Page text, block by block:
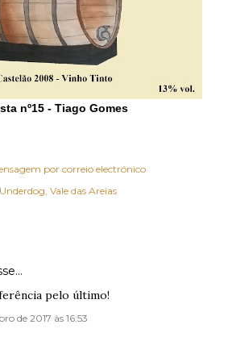
nº15 - Tiago Gomes
por correio electrónico
Underdog Vale das Areias
pelo último!
de 2017 às 16:53